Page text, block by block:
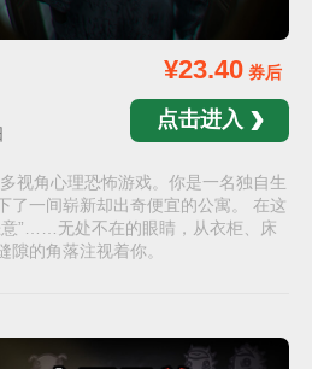
¥23.40券后
点击进入
视角心理恐怖游戏。你是一名独自生
了一间崭新却出奇便宜的公寓。 在这
意”……无处不在的眼睛，从衣柜、床
隙的角落注视着你。